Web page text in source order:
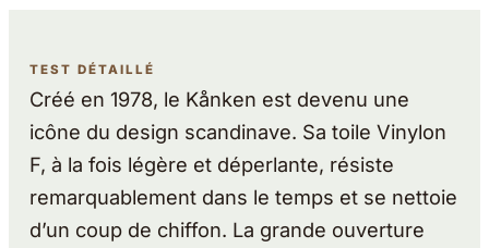
TEST DÉTAILLÉ
Créé en 1978, le Kånken est devenu une
icône du design scandinave. Sa toile Vinylon
F, à la fois légère et déperlante, résiste
remarquablement dans le temps et se nettoie
d’un coup de chiffon. La grande ouverture